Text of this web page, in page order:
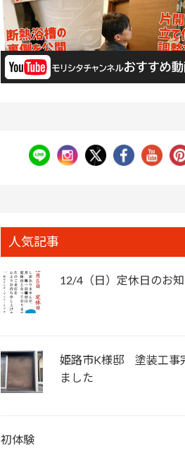
人気記事
12/4（日）定休日のお
姫路市K様邸 塗装工事
ました
初体験